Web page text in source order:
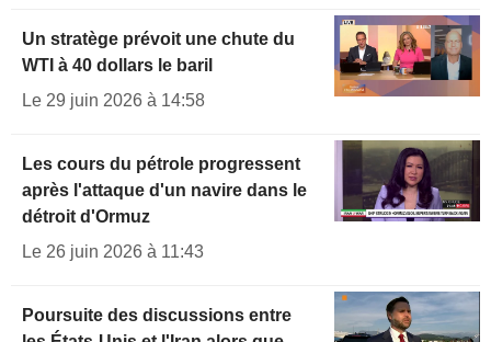
Un stratège prévoit une chute du
WTI à 40 dollars le baril
Le 29 juin 2026 à 14:58
Les cours du pétrole progressent
après l'attaque d'un navire dans le
détroit d'Ormuz
Le 26 juin 2026 à 11:43
Poursuite des discussions entre